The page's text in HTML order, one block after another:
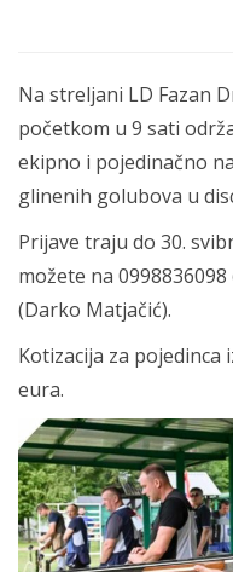
Na streljani LD Fazan
početkom u 9 sati
ekipno i pojedinačno
glinenih golubova u
Prijave traju do 30.
možete na
(Darko Matjačić).
Kotizacija za pojedinca
eura.